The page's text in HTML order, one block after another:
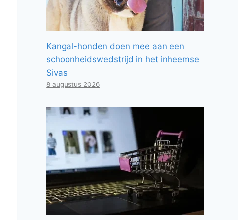
Kangal-honden doen mee aan een
schoonheidswedstrijd in het inheemse
Sivas
8 augustus 2026